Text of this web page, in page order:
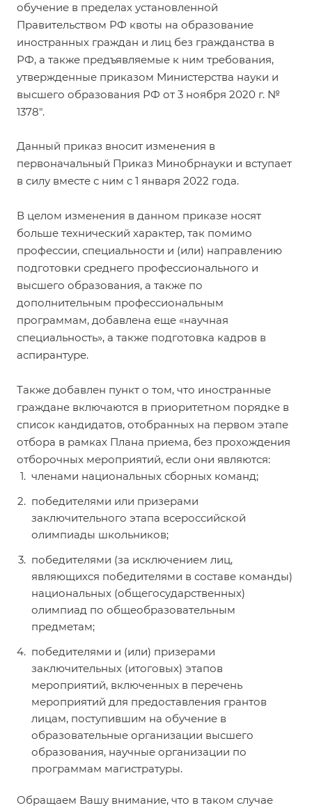
обучение в пределах установленной
Правительством РФ квоты на образование
иностранных граждан и лиц без гражданства в
РФ, а также предъявляемые к ним требования,
утвержденные приказом Министерства науки и
высшего образования РФ от 3 ноября 2020 г. №
1378".
Данный приказ вносит изменения в
первоначальный Приказ Минобрнауки и вступает
в силу вместе с ним с 1 января 2022 года.
В целом изменения в данном приказе носят
больше технический характер, так помимо
профессии, специальности и (или) направлению
подготовки среднего профессионального и
высшего образования, а также по
дополнительным профессиональным
программам, добавлена еще «научная
специальность», а также подготовка кадров в
аспирантуре.
Также добавлен пункт о том, что иностранные
граждане включаются в приоритетном порядке в
список кандидатов, отобранных на первом этапе
отбора в рамках Плана приема, без прохождения
отборочных мероприятий, если они являются:
членами национальных сборных команд;
победителями или призерами
заключительного этапа всероссийской
олимпиады школьников;
победителями (за исключением лиц,
являющихся победителями в составе команды)
национальных (общегосударственных)
олимпиад по общеобразовательным
предметам;
победителями и (или) призерами
заключительных (итоговых) этапов
мероприятий, включенных в перечень
мероприятий для предоставления грантов
лицам, поступившим на обучение в
образовательные организации высшего
образования, научные организации по
программам магистратуры.
Обращаем Вашу внимание, что в таком случае